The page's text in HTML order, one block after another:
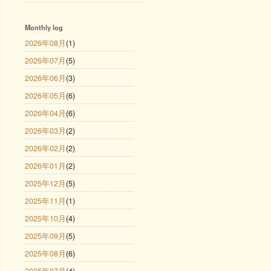
Monthly log
2026年08月 (1)
2026年07月 (5)
2026年06月 (3)
2026年05月 (6)
2026年04月 (6)
2026年03月 (2)
2026年02月 (2)
2026年01月 (2)
2025年12月 (5)
2025年11月 (1)
2025年10月 (4)
2025年09月 (5)
2025年08月 (6)